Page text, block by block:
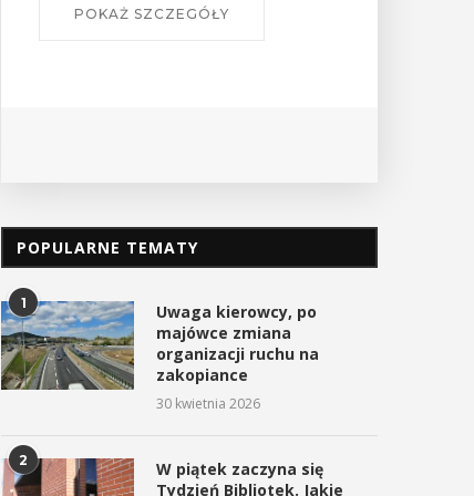
POPULARNE TEMATY
1
Uwaga kierowcy, po
majówce zmiana
organizacji ruchu na
zakopiance
30 kwietnia 2026
2
W piątek zaczyna się
Tydzień Bibliotek. Jakie